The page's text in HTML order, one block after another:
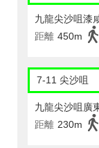
九龍尖沙咀漆
距離 450m
7-11 尖沙咀
九龍尖沙咀廣
距離 230m